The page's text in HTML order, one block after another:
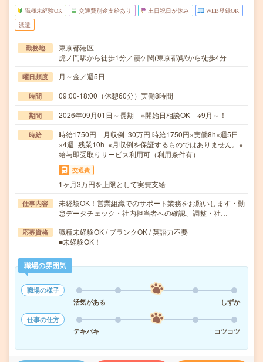
職種未経験OK 交通費別途支給あり 土日祝日が休み WEB登録OK
派遣
勤務地
東京都港区
虎ノ門駅から徒歩1分／霞ケ関(東京都)駅から徒歩4分
曜日頻度 月～金／週5日
時間 09:00-18:00（休憩60分）実働8時間
期間 2026年09月01日～長期 ※開始日相談OK ※9月～！
時給
時給1750円 月収例 30万円 時給1750円×実働8h×週5日
×4週+残業10h ※月収例を保証するものではありません。※
給与即受取りサービス利用可（利用条件有）
交通費
1ヶ月3万円を上限として実費支給
仕事内容
未経験OK！営業組織でのサポート業務をお願いします・勤
怠データチェック・社内担当者への確認、調整・社…
応募資格
職種未経験OK / ブランクOK / 英語力不要
■未経験OK！
職場の雰囲気
職場の様子
活気がある
しずか
仕事の仕方
テキパキ
コツコツ